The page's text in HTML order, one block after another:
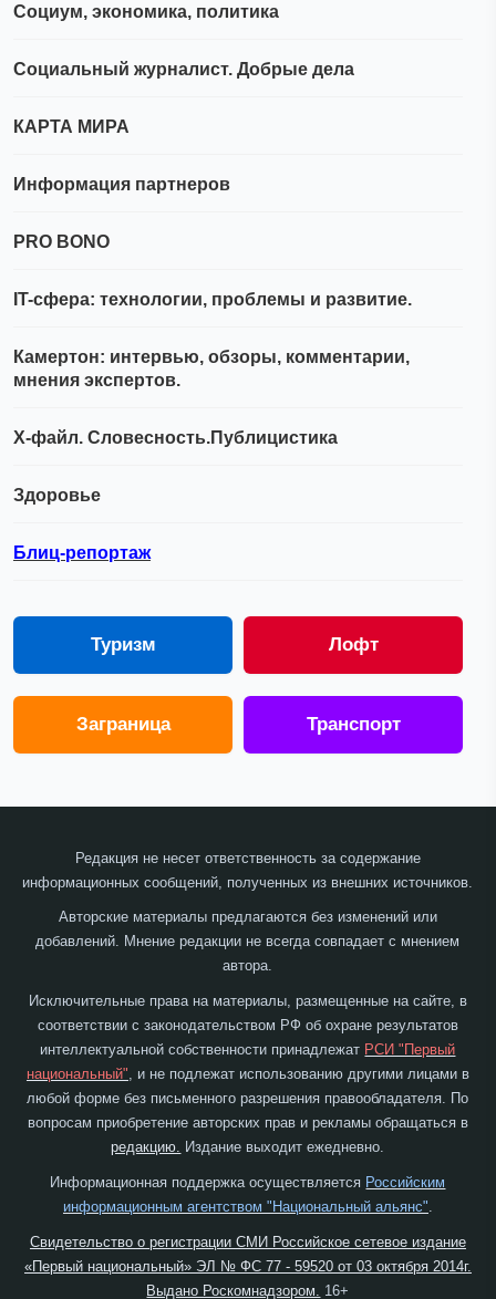
Социум, экономика, политика
Социальный журналист. Добрые дела
КАРТА МИРА
Информация партнеров
PRO BONO
IT-сфера: технологии, проблемы и развитие.
Камертон: интервью, обзоры, комментарии,
мнения экспертов.
Х-файл. Словесность.Публицистика
Здоровье
Блиц-репортаж
Туризм Лофт
Заграница Транспорт
Редакция не несет ответственность за содержание
информационных сообщений, полученных из внешних источников.
Авторские материалы предлагаются без изменений или
добавлений. Мнение редакции не всегда совпадает с мнением
автора.
Исключительные права на материалы, размещенные на сайте, в
соответствии с законодательством РФ об охране результатов
интеллектуальной собственности принадлежат РСИ "Первый
национальный", и не подлежат использованию другими лицами в
любой форме без письменного разрешения правообладателя. По
вопросам приобретение авторских прав и рекламы обращаться в
редакцию. Издание выходит ежедневно.
Информационная поддержка осуществляется Российским
информационным агентством "Национальный альянс"
Свидетельство о регистрации СМИ Российское сетевое издание
«Первый национальный» ЭЛ № ФС 77 - 59520 от 03 октября 2014г.
Выдано Роскомнадзором.
16+